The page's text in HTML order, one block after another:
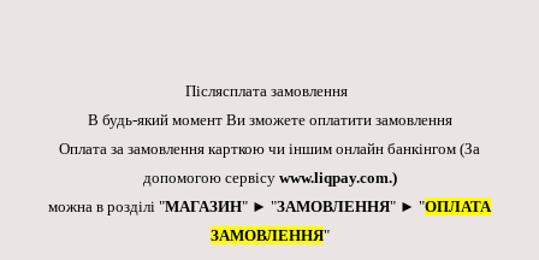
Післясплата замовлення
В будь-який момент Ви зможете оплатити замовлення
Оплата за замовлення карткою чи іншим онлайн банкінгом (За
допомогою сервісу www.liqpay.com.)
можна в розділі "МАГАЗИН" ► "ЗАМОВЛЕННЯ" ► "ОПЛАТА
ЗАМОВЛЕННЯ"